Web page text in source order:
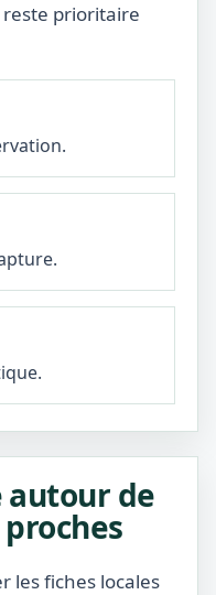
prioritaire
autour de
les fiches locales